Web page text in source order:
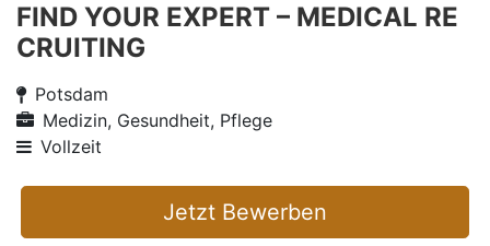
FIND YOUR EXPERT – MEDICAL RE
CRUITING
Potsdam
Medizin, Gesundheit, Pflege
Vollzeit
Jetzt Bewerben